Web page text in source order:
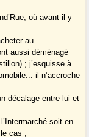
où avant il y
au
aussi déménagé
; j’esquisse à
il n’accroche
décalage entre lui et
soit en
cas ;